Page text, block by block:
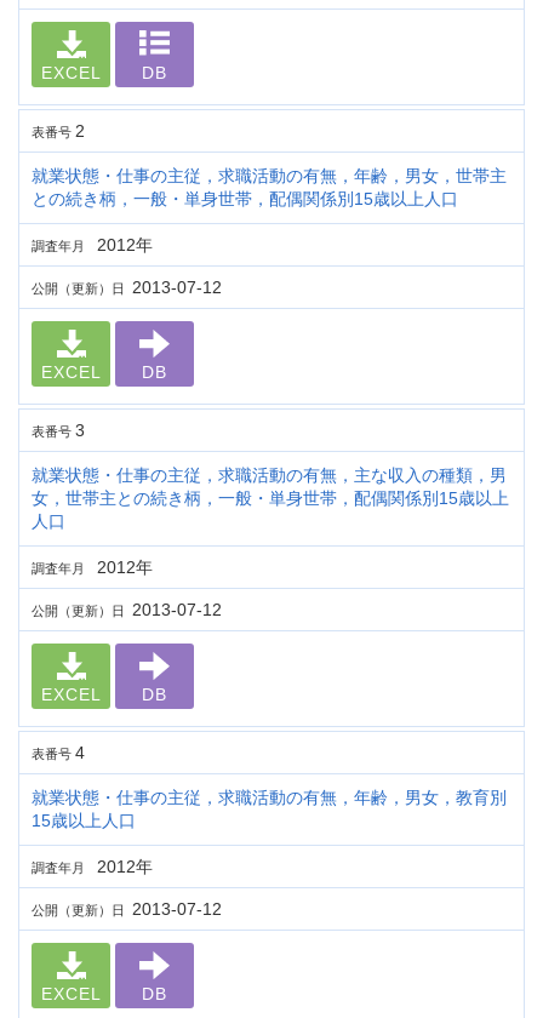
EXCEL DB
表番号 2
就業状態・仕事の主従，求職活動の有無，年齢，男女，世帯主
との続き柄，一般・単身世帯，配偶関係別15歳以上人口
調査年月 2012年
公開（更新）日 2013-07-12
EXCEL DB
表番号 3
就業状態・仕事の主従，求職活動の有無，主な収入の種類，男
女，世帯主との続き柄，一般・単身世帯，配偶関係別15歳以上
人口
調査年月 2012年
公開（更新）日 2013-07-12
EXCEL DB
表番号 4
就業状態・仕事の主従，求職活動の有無，年齢，男女，教育別
15歳以上人口
調査年月 2012年
公開（更新）日 2013-07-12
EXCEL DB